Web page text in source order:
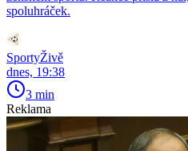
spoluhráček.
SportyŽivě
dnes, 19:38
3 min
Reklama